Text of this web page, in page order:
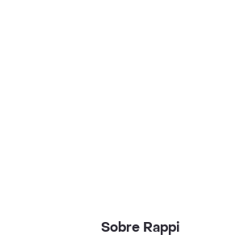
Sobre Rappi